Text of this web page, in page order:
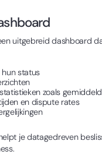
uitgebreid dashboard
status
zoals
en dispute rates
je datagedreven